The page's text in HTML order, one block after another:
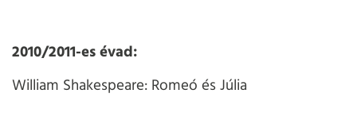
2010/2011-es évad:
William Shakespeare: Romeó és Júlia